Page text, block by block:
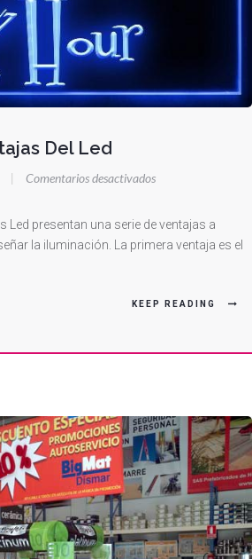
Del Led
| Comentarios desactivadosen
Y
Ventajas
Led presentan una serie de ventajas a
la iluminación. La primera ventaja es el
KEEP READING